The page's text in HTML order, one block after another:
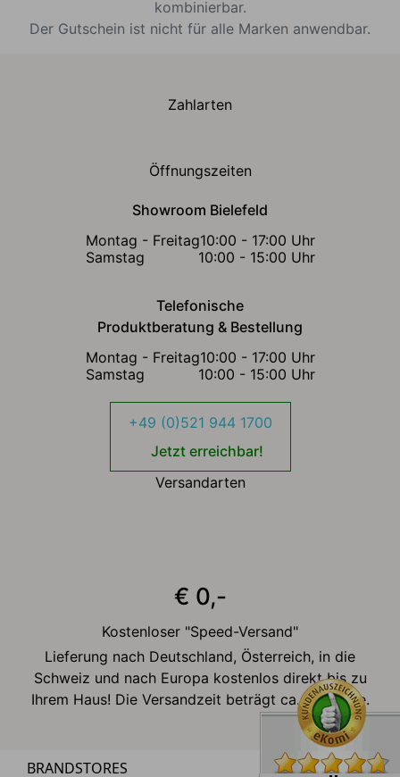
kombinierbar.
Der Gutschein ist nicht für alle Marken anwendbar.
Zahlarten
Öffnungszeiten
Showroom Bielefeld
Montag - Freitag10:00 - 17:00 Uhr
Samstag
10:00 - 15:00 Uhr
Telefonische
Produktberatung & Bestellung
Montag - Freitag10:00 - 17:00 Uhr
Samstag
10:00 - 15:00 Uhr
+49 (0)521 944 1700
Jetzt erreichbar!
Versandarten
€ 0,-
Kostenloser "Speed-Versand"
Lieferung nach Deutschland, Österreich, in die
Schweiz und nach Europa kostenlos direkt bis zu
Ihrem Haus! Die Versandzeit beträgt ca. 2-3 Tage.
BRANDSTORES